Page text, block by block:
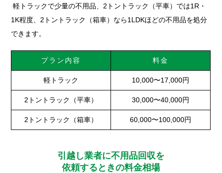
軽トラックで少量の不用品、2トントラック（平車）では1R・
1K程度、2トントラック（箱車）なら1LDKほどの不用品を処分
できます。
プラン内容 料金
軽トラック 10,000〜17,000円
2トントラック（平車） 30,000〜40,000円
2トントラック（箱車） 60,000〜100,000円
引越し業者に不用品回収を
依頼するときの料金相場